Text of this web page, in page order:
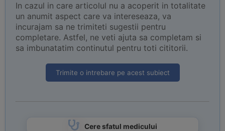
In cazul in care articolul nu a acoperit in totalitate
un anumit aspect care va intereseaza, va
incurajam sa ne trimiteti sugestii pentru
completare. Astfel, ne veti ajuta sa completam si
sa imbunatatim continutul pentru toti cititorii.
Trimite o intrebare pe acest subiect
Cere sfatul medicului